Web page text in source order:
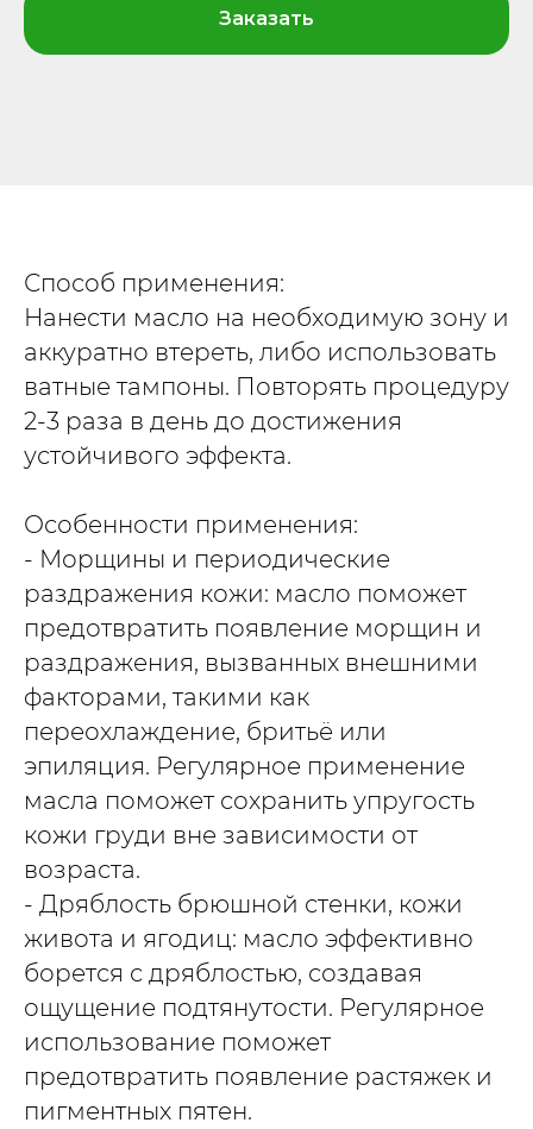
Заказать
Способ применения:
Нанести масло на необходимую зону и
аккуратно втереть, либо использовать
ватные тампоны. Повторять процедуру
2-3 раза в день до достижения
устойчивого эффекта.
Особенности применения:
- Морщины и периодические
раздражения кожи: масло поможет
предотвратить появление морщин и
раздражения, вызванных внешними
факторами, такими как
переохлаждение, бритьё или
эпиляция. Регулярное применение
масла поможет сохранить упругость
кожи груди вне зависимости от
возраста.
- Дряблость брюшной стенки, кожи
живота и ягодиц: масло эффективно
борется с дряблостью, создавая
ощущение подтянутости. Регулярное
использование поможет
предотвратить появление растяжек и
пигментных пятен.